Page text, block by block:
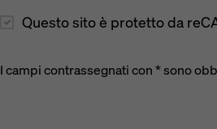
Questo sito è protetto da
I campi contrassegnati con * sono